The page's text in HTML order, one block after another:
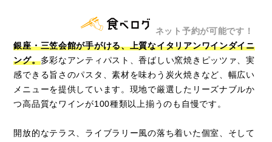
ネット予約が可能です！
銀座・三笠会館が手がける、上質なイタリアンワインダイニ
ング。多彩なアンティパスト、香ばしい窯焼きピッツァ、実
感できる旨さのパスタ、素材を味わう炭火焼きなど、幅広い
メニューを提供しています。現地で厳選したリーズナブルか
つ高品質なワインが100種類以上揃うのも自慢です。
開放的なテラス、ライブラリー風の落ち着いた個室、そして